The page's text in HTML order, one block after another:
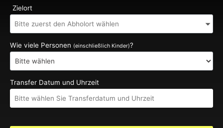
Zielort
Wie viele Personen (einschließlich Kinder)?
Transfer Datum und Uhrzeit